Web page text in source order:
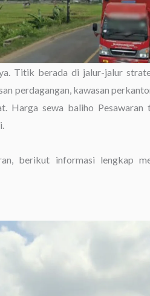
Titik berada di jalur-jalur
perdagangan, kawasan
Harga sewa baliho Pesawaran
berikut informasi lengkap